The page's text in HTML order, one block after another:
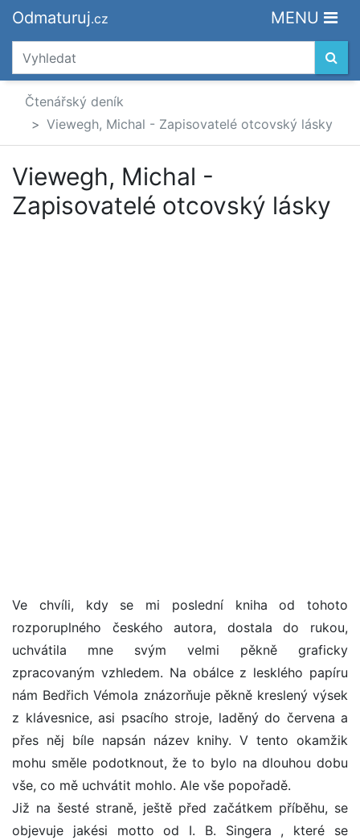
Odmaturuj.cz MENU
Čtenářský deník
Viewegh, Michal - Zapisovatelé otcovský lásky
Viewegh, Michal -
Zapisovatelé otcovský lásky
Ve chvíli, kdy se mi poslední kniha od tohoto
rozporuplného českého autora, dostala do rukou,
uchvátila mne svým velmi pěkně graficky
zpracovaným vzhledem. Na obálce z lesklého papíru
nám Bedřich Vémola znázorňuje pěkně kreslený výsek
z klávesnice, asi psacího stroje, laděný do červena a
přes něj bíle napsán název knihy. V tento okamžik
mohu směle podotknout, že to bylo na dlouhou dobu
vše, co mě uchvátit mohlo. Ale vše popořadě.
Již na šesté straně, ještě před začátkem příběhu, se
objevuje jakési motto od I. B. Singera , které se